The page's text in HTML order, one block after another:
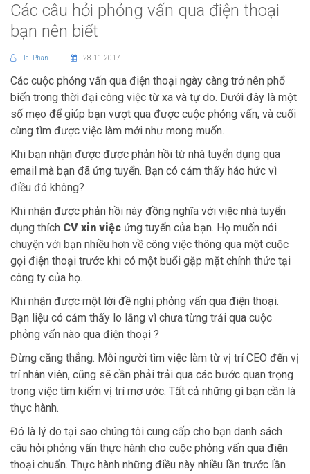
Các câu hỏi phỏng vấn qua điện thoại
bạn nên biết
Tai Phan 28-11-2017
Các cuộc phỏng vấn qua điện thoại ngày càng trở nên phổ
biến trong thời đại công việc từ xa và tự do. Dưới đây là một
số mẹo để giúp bạn vượt qua được cuộc phỏng vấn, và cuối
cùng tìm được việc làm mới như mong muốn.
Khi bạn nhận được được phản hồi từ nhà tuyển dụng qua
email mà bạn đã ứng tuyển. Bạn có cảm thấy háo hức vì
điều đó không?
Khi nhận được phản hồi này đồng nghĩa với việc nhà tuyển
dụng thích CV xin việc ứng tuyển của bạn. Họ muốn nói
chuyện với bạn nhiều hơn về công việc thông qua một cuộc
gọi điện thoại trước khi có một buổi gặp mặt chính thức tại
công ty của họ.
Khi nhận được một lời đề nghị phỏng vấn qua điện thoại.
Bạn liệu có cảm thấy lo lắng vì chưa từng trải qua cuộc
phỏng vấn nào qua điện thoại ?
Đừng căng thẳng. Mỗi người tìm việc làm từ vị trí CEO đến vị
trí nhân viên, cũng sẽ cần phải trải qua các bước quan trọng
trong việc tìm kiếm vị trí mơ ước. Tất cả những gì bạn cần là
thực hành.
Đó là lý do tại sao chúng tôi cung cấp cho bạn danh sách
câu hỏi phỏng vấn thực hành cho cuộc phỏng vấn qua điện
thoại chuẩn. Thực hành những điều này nhiều lần trước lần